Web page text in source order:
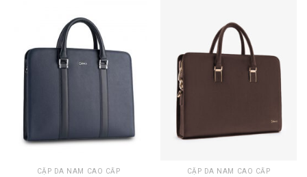
CẶP DA NAM CAO CẤP CẶP DA NAM CAO CẤP